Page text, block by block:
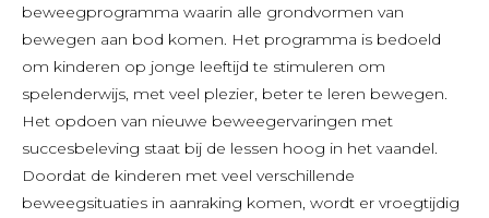
beweegprogramma waarin alle grondvormen van
bewegen aan bod komen. Het programma is bedoeld
om kinderen op jonge leeftijd te stimuleren om
spelenderwijs, met veel plezier, beter te leren bewegen.
Het opdoen van nieuwe beweegervaringen met
succesbeleving staat bij de lessen hoog in het vaandel.
Doordat de kinderen met veel verschillende
beweegsituaties in aanraking komen, wordt er vroegtijdig